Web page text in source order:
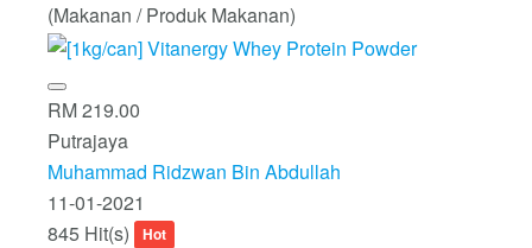
(Makanan / Produk Makanan)
RM 219.00
Putrajaya
Muhammad Ridzwan Bin Abdullah
11-01-2021
845 Hit(s)
Hot